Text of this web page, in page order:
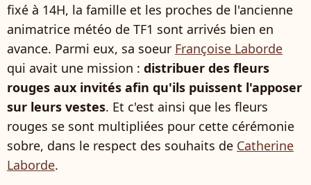
fixé à 14H, la famille et les proches de l'ancienne
animatrice météo de TF1 sont arrivés bien en
avance. Parmi eux, sa soeur Françoise Laborde
qui avait une mission : distribuer des fleurs
rouges aux invités afin qu'ils puissent l'apposer
sur leurs vestes. Et c'est ainsi que les fleurs
rouges se sont multipliées pour cette cérémonie
sobre, dans le respect des souhaits de Catherine
Laborde.